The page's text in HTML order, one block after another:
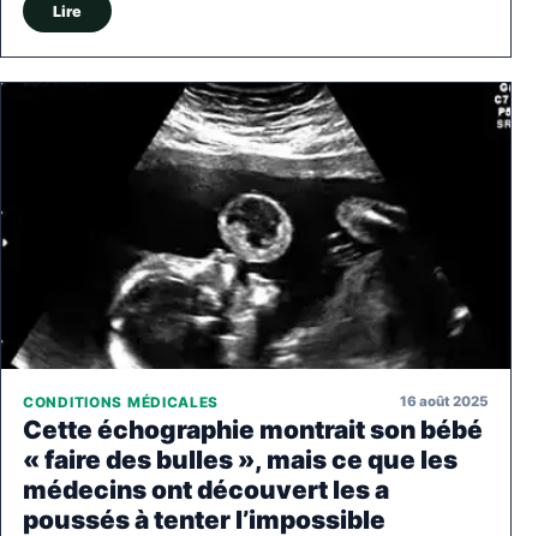
Lire
CONDITIONS MÉDICALES 16 août 2025
Cette échographie montrait son bébé
« faire des bulles », mais ce que les
médecins ont découvert les a
poussés à tenter l’impossible